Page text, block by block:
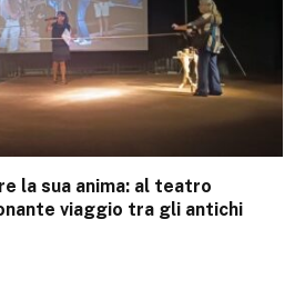
la sua anima: al teatro
viaggio tra gli antichi